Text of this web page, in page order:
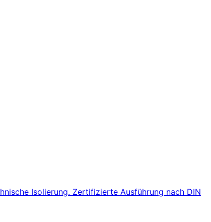
Isolierung. Zertifizierte Ausführung nach DIN